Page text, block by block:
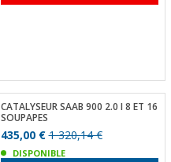
CATALYSEUR SAAB 900 2.0 I 8 ET 16
SOUPAPES
435,00 €1 320,14 €
DISPONIBLE